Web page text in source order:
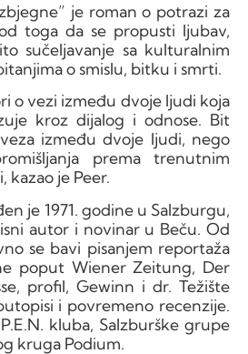
je roman o potrazi za
toga da se propusti ljubav,
sučeljavanje sa kulturalnim
o smislu, bitku i smrti.
o vezi između dvoje ljudi koja
kroz dijalog i odnose. Bit
između dvoje ljudi, nego
prema trenutnim
kazao je Peer.
je 1971. godine u Salzburgu,
autor i novinar u Beču. Od
se bavi pisanjem reportaža
poput Wiener Zeitung, Der
profil, Gewinn i dr. Težište
i povremeno recenzije.
kluba, Salzburške grupe
kruga Podium.